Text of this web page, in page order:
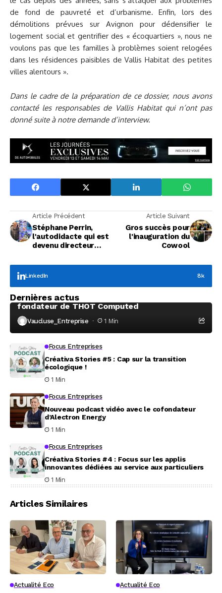
de fond de pauvreté et d’urbanisme. Enfin, lors des
démolitions prévues sur Avignon pour dédensifier le
logement social et gentrifier des « écoquartiers », nous ne
voulons pas que les familles à problèmes soient relogées
dans les résidences paisibles de Vallis Habitat des petites
villes alentours ».
Dans le cadre de la préparation de ce dossier, nous avons
contacté les responsables de Vallis Habitat qui n’ont pas
donné suite à notre demande d’interview.
Article Précédent
Stéphane Perrin,
l'autodidacte qui est
devenu directeur
Locker
Article Suivant
Gros succès pour
l'inauguration du
Cowool
LinkedIn 8k
Dernières actus
À la rencontre de Christophe Coeffier, dirigeant
fondateur de THOT Computed
Vaucluse_Entreprise 1 Min
Focus Entreprises
Créativa Stories #5 : Cap sur la transition
écologique !
1 Min
Focus Entreprises
Nouveau podcast vidéo avec le cofondateur
d’Alectron Energy
1 Min
Focus Entreprises
Créativa Stories #4 : Focus sur les applis
innovantes dédiées au service aux particuliers
1 Min
Articles Similaires
Actualité Eco Actualité Eco